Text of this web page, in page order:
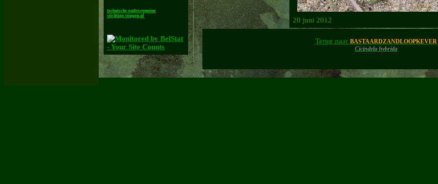
technische ondersteuning
stichting.stippen.nl
20 juni 2012
Terug naar BASTAARDZANDLOOPKEVER
Cicindela hybrida